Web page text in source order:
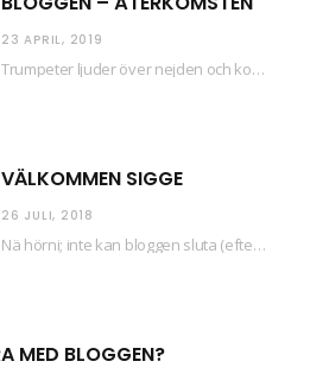
23 APRIL, 2019
Trumpeter ljuder över nejden och konfetti regnar längsmed husfasaderna – FREDEN ÄR HÄR! Eller ahem.…
VÄLKOMMEN SIGGE
26 JULI, 2018
Nä hörni; inte kan bloggen sluta (eftersom jag så sällan uppdaterar skiten) i sånt supermoll.…
MED BLOGGEN?